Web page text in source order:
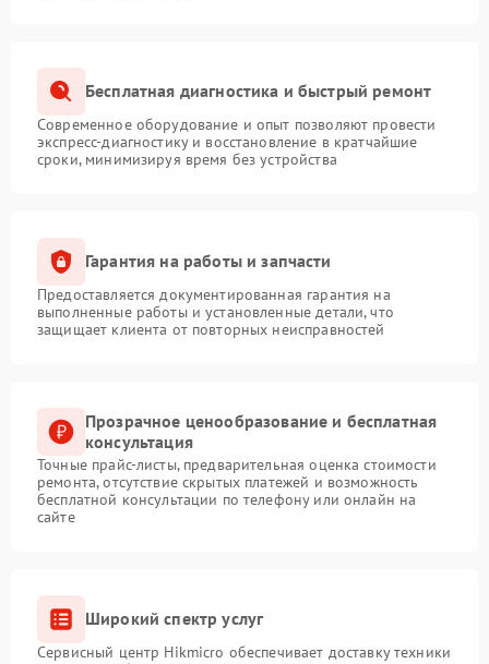
Бесплатная диагностика и быстрый ремонт
Современное оборудование и опыт позволяют провести
экспресс-диагностику и восстановление в кратчайшие
сроки, минимизируя время без устройства
Гарантия на работы и запчасти
Предоставляется документированная гарантия на
выполненные работы и установленные детали, что
защищает клиента от повторных неисправностей
Прозрачное ценообразование и бесплатная
консультация
Точные прайс-листы, предварительная оценка стоимости
ремонта, отсутствие скрытых платежей и возможность
бесплатной консультации по телефону или онлайн на
сайте
Широкий спектр услуг
Сервисный центр Hikmicro обеспечивает доставку техники